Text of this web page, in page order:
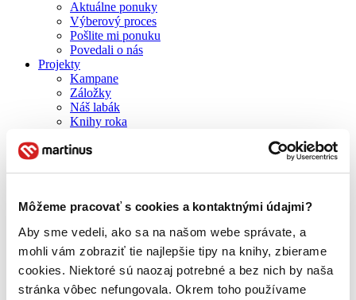
Môžeme pracovať s cookies a kontaktnými údajmi?
Aby sme vedeli, ako sa na našom webe správate, a
mohli vám zobraziť tie najlepšie tipy na knihy, zbierame
cookies. Niektoré sú naozaj potrebné a bez nich by naša
stránka vôbec nefungovala. Okrem toho používame
Aktuálne ponuky
Výberový proces
Pošlite mi ponuku
Povedali o nás
Projekty
Kampane
Záložky
Náš labák
Knihy roka
Pre médiá
Cenu za najlepšiu nórsku detektívku má opäť Karin Fossum